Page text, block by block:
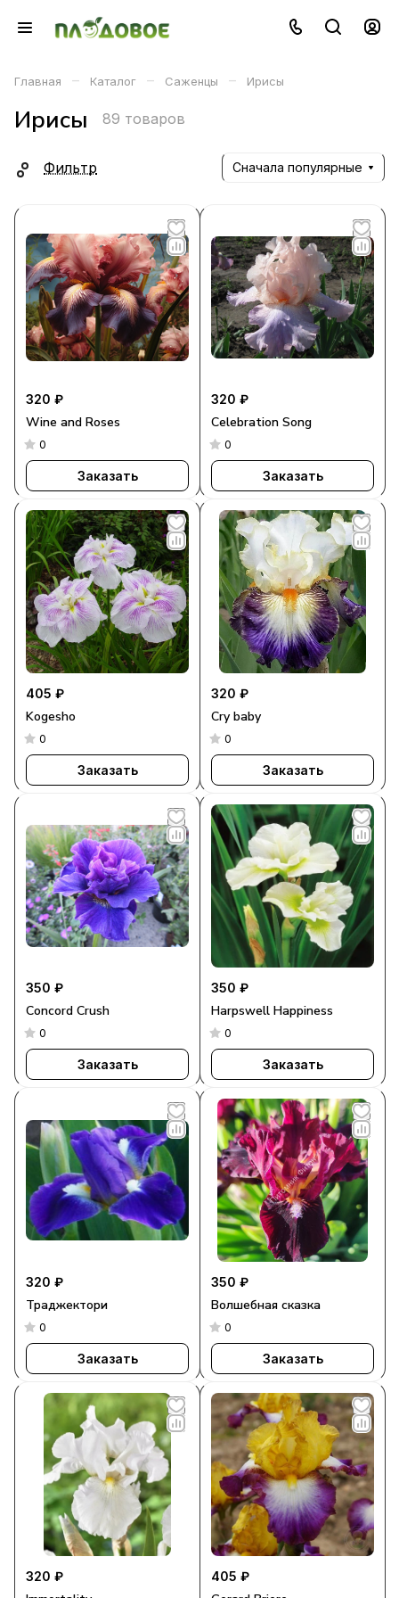
Главная – Каталог – Саженцы – Ирисы
Ирисы 89 товаров
Фильтр Сначала популярные
320 ₽
Wine and Roses
0
Заказать
320 ₽
Celebration Song
0
Заказать
405 ₽
Kogesho
0
Заказать
320 ₽
Cry baby
0
Заказать
350 ₽
Concord Crush
0
Заказать
350 ₽
Harpswell Happiness
0
Заказать
320 ₽
Траджектори
0
Заказать
350 ₽
Волшебная сказка
0
Заказать
320 ₽ 405 ₽